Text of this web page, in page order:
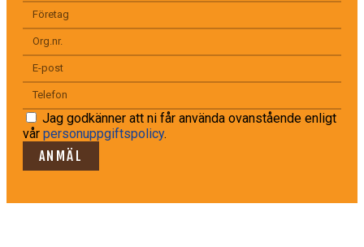
Jag godkänner att ni får använda ovanstående enligt
vår personuppgiftspolicy.
ANMÄL